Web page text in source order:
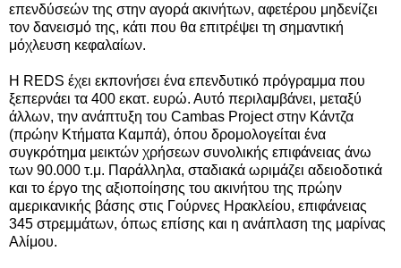
επενδύσεών της στην αγορά ακινήτων, αφετέρου μηδενίζει
τον δανεισμό της, κάτι που θα επιτρέψει τη σημαντική
μόχλευση κεφαλαίων.
Η REDS έχει εκπονήσει ένα επενδυτικό πρόγραμμα που
ξεπερνάει τα 400 εκατ. ευρώ. Αυτό περιλαμβάνει, μεταξύ
άλλων, την ανάπτυξη του Cambas Project στην Κάντζα
(πρώην Κτήματα Καμπά), όπου δρομολογείται ένα
συγκρότημα μεικτών χρήσεων συνολικής επιφάνειας άνω
των 90.000 τ.μ. Παράλληλα, σταδιακά ωριμάζει αδειοδοτικά
και το έργο της αξιοποίησης του ακινήτου της πρώην
αμερικανικής βάσης στις Γούρνες Ηρακλείου, επιφάνειας
345 στρεμμάτων, όπως επίσης και η ανάπλαση της μαρίνας
Αλίμου.